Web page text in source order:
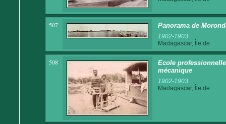
507 Panorama de
1902-1903
Madagascar, Île de
508
Ecole
mécanique
1902-1903
Madagascar, Île de